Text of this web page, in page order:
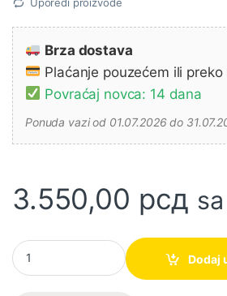
Brza dostava
Plaćanje pouzećem ili preko
Povraćaj novca: 14 dana
Ponuda vazi od 01.07.2026 do
3.550,00 рсд
FEN HAM1019 FERM količina
Dodaj